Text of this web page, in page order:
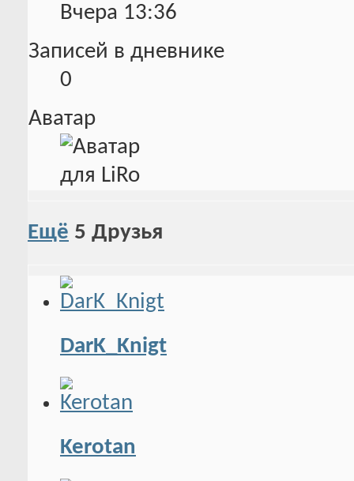
Вчера 13:36
Записей в дневнике
0
Аватар
Ещё 5 Друзья
DarK_Knigt
Kerotan